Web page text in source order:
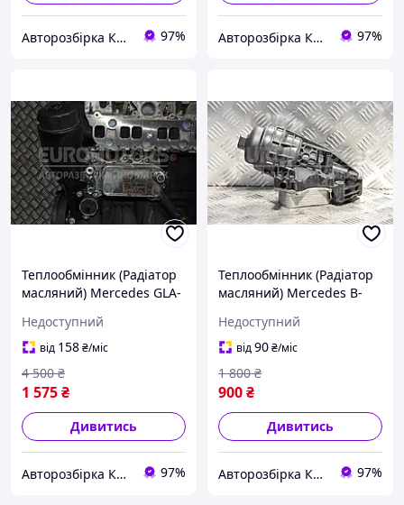
Авторозбірка Київ б/у автозапчастини 97% Авторозбірка Київ б/у автозапчастини 97%
Теплообмінник (Радіатор
масляний) Mercedes GLA-
A6511801065 55677-01
Недоступний
від 158₴/міс
1 575₴
4 500 ₴
Дивитись
Авторозбірка Київ б/у автозапчастини 97%
Теплообмінник (Радіатор
масляний) Mercedes B-
5989070107 121583-01
Недоступний
від90₴/міс
900₴
1 800 ₴
Дивитись
Авторозбірка Київ б/у автозапчастини 97%